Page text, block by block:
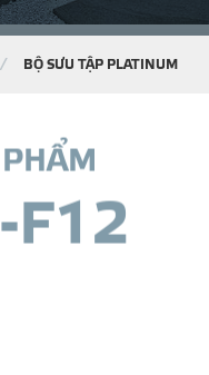
BỘ SƯU TẬP PLATINUM
PHẨM
-F1 2